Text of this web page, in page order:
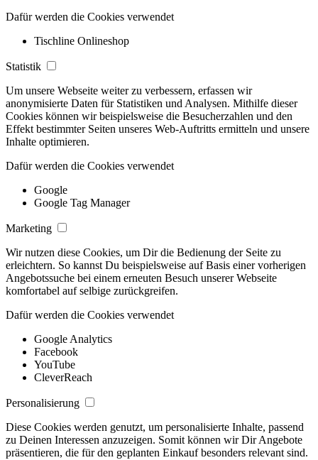
Dafür werden die Cookies verwendet
Tischline Onlineshop
Statistik
Um unsere Webseite weiter zu verbessern, erfassen wir
anonymisierte Daten für Statistiken und Analysen. Mithilfe dieser
Cookies können wir beispielsweise die Besucherzahlen und den
Effekt bestimmter Seiten unseres Web-Auftritts ermitteln und unsere
Inhalte optimieren.
Dafür werden die Cookies verwendet
Google
Google Tag Manager
Marketing
Wir nutzen diese Cookies, um Dir die Bedienung der Seite zu
erleichtern. So kannst Du beispielsweise auf Basis einer vorherigen
Angebotssuche bei einem erneuten Besuch unserer Webseite
komfortabel auf selbige zurückgreifen.
Dafür werden die Cookies verwendet
Google Analytics
Facebook
YouTube
CleverReach
Personalisierung
Diese Cookies werden genutzt, um personalisierte Inhalte, passend
zu Deinen Interessen anzuzeigen. Somit können wir Dir Angebote
präsentieren, die für den geplanten Einkauf besonders relevant sind.